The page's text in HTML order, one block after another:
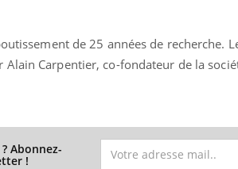
de 25 années de recherche.
Alain Carpentier, co-fondateur de la
Abonnez-
!